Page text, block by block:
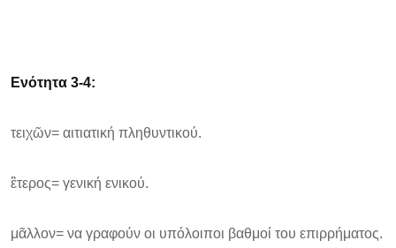
Ενότητα 3-4:
τειχῶν= αιτιατική πληθυντικού.
ἒτερος= γενική ενικού.
μᾶλλον= να γραφούν οι υπόλοιποι βαθμοί του επιρρήματος.